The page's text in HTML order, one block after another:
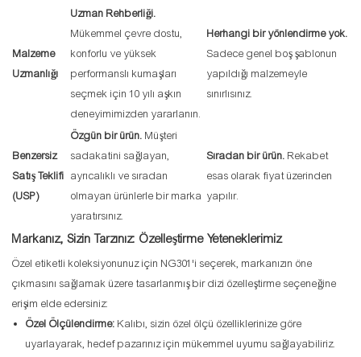
Malzeme
Uzmanlığı
Uzman Rehberliği.
Mükemmel çevre dostu,
konforlu ve yüksek
performanslı kumaşları
seçmek için 10 yılı aşkın
deneyimimizden yararlanın.
Herhangi bir yönlendirme yok.
Sadece genel boş şablonun
yapıldığı malzemeyle
sınırlısınız.
Benzersiz
Satış Teklifi
(USP)
Özgün bir ürün. Müşteri
sadakatini sağlayan,
ayrıcalıklı ve sıradan
olmayan ürünlerle bir marka
yaratırsınız.
Sıradan bir ürün. Rekabet
esas olarak fiyat üzerinden
yapılır.
Markanız, Sizin Tarzınız: Özelleştirme Yeteneklerimiz
Özel etiketli koleksiyonunuz için NG301'i seçerek, markanızın öne
çıkmasını sağlamak üzere tasarlanmış bir dizi özelleştirme seçeneğine
erişim elde edersiniz:
Özel Ölçülendirme: Kalıbı, sizin özel ölçü özelliklerinize göre
uyarlayarak, hedef pazarınız için mükemmel uyumu sağlayabiliriz.